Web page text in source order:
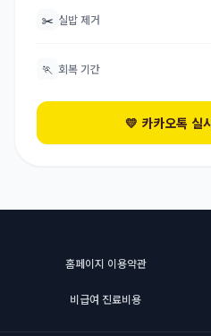
✂️ 실밥 제거
🏃 회복 기간
💛 카카오톡 실
홈페이지 이용약관
비급여 진료비용